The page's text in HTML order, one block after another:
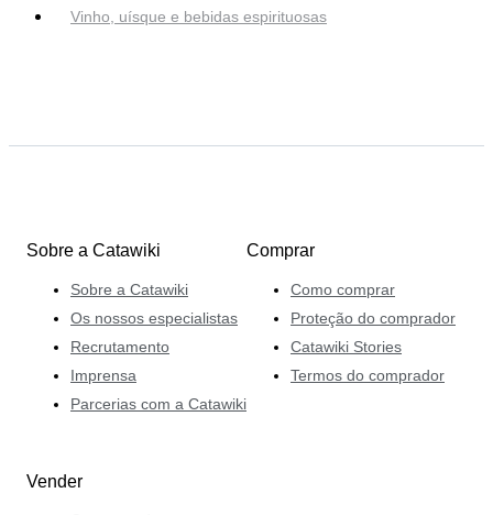
Vinho, uísque e bebidas espirituosas
Sobre a Catawiki
Sobre a Catawiki
Os nossos especialistas
Recrutamento
Imprensa
Parcerias com a Catawiki
Comprar
Como comprar
Proteção do comprador
Catawiki Stories
Termos do comprador
Vender